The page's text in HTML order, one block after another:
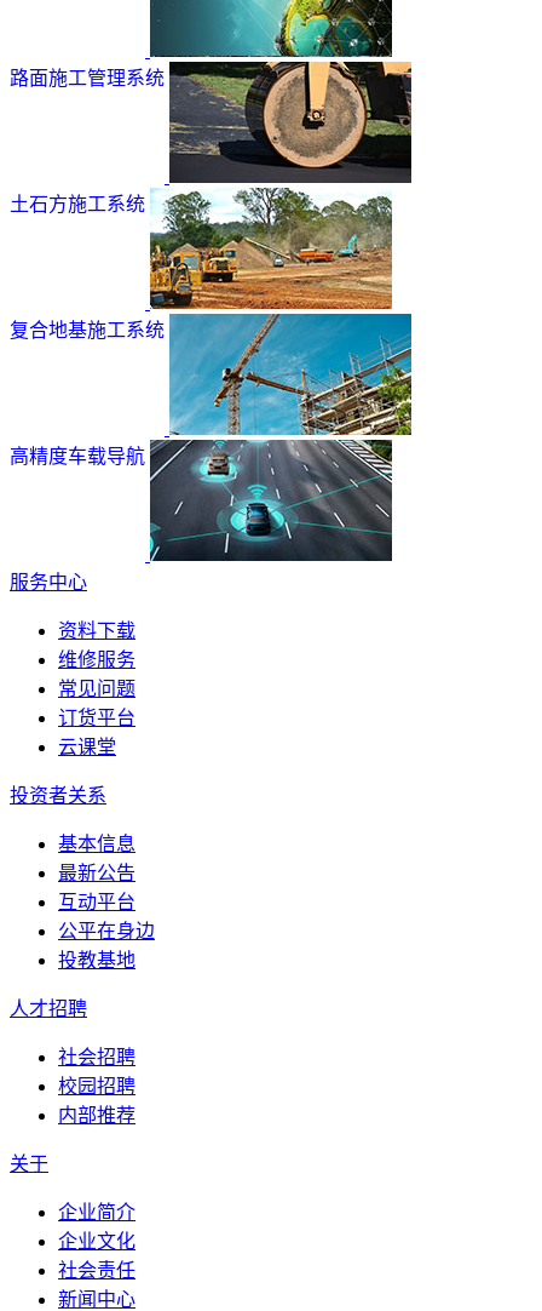
路面施工管理系统
土石方施工系统
复合地基施工系统
高精度车载导航
服务中心
资料下载
维修服务
常见问题
订货平台
云课堂
投资者关系
基本信息
最新公告
互动平台
公平在身边
投教基地
人才招聘
社会招聘
校园招聘
内部推荐
关于
企业简介
企业文化
社会责任
新闻中心